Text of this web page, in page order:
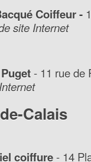
Coiffeur -
site Internet
- 11 rue de
Calais
coiffure- 14